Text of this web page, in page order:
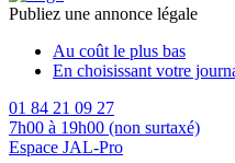
Publiez une annonce légale
Au coût le plus bas
En choisissant votre
01 84 21 09 27
7h00 à 19h00 (non surtaxé)
Espace JAL-Pro